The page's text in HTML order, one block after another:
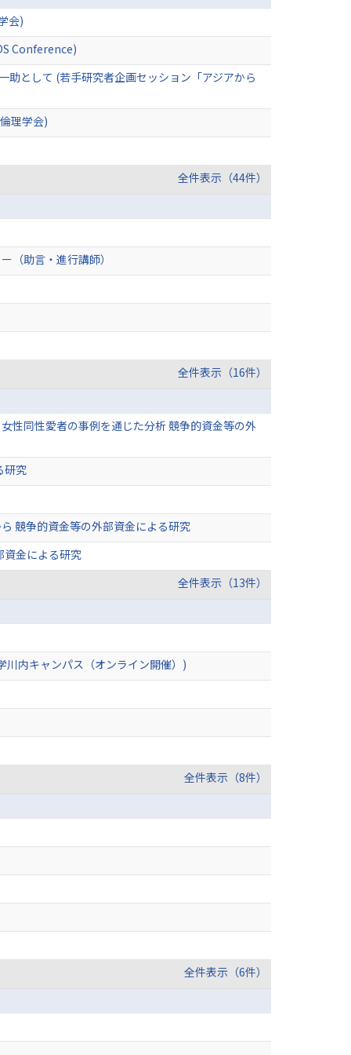
会)
Conference)
として (若手研究者企画セッション「アジアから
理学会)
全件表示（44件）
（助言・進行講師）
全件表示（16件）
性同性愛者の事例を通じた分析 競争的資金等の外
研究
競争的資金等の外部資金による研究
資金による研究
全件表示（13件）
内キャンパス（オンライン開催）)
全件表示（8件）
全件表示（6件）